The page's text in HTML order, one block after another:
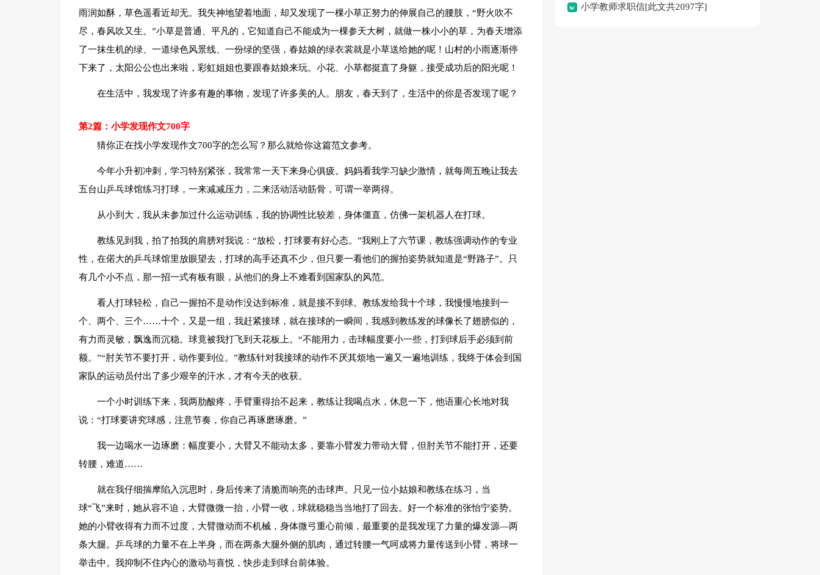
雨润如酥，草色遥看近却无。我失神地望着地面，却又发现了一棵小草正努力的伸展自己的腰肢，“野火吹不
尽，春风吹又生。”小草是普通、平凡的，它知道自己不能成为一棵参天大树，就做一株小小的草，为春天增添
了一抹生机的绿、一道绿色风景线、一份绿的坚强，春姑娘的绿衣裳就是小草送给她的呢！山村的小雨逐渐停
下来了，太阳公公也出来啦，彩虹姐姐也要跟春姑娘来玩。小花、小草都挺直了身躯，接受成功后的阳光呢！
在生活中，我发现了许多有趣的事物，发现了许多美的人。朋友，春天到了，生活中的你是否发现了呢？
第2篇：小学发现作文700字
猜你正在找小学发现作文700字的怎么写？那么就给你这篇范文参考。
今年小升初冲刺，学习特别紧张，我常常一天下来身心俱疲。妈妈看我学习缺少激情，就每周五晚让我去
五台山乒乓球馆练习打球，一来减减压力，二来活动活动筋骨，可谓一举两得。
从小到大，我从未参加过什么运动训练，我的协调性比较差，身体僵直，仿佛一架机器人在打球。
教练见到我，拍了拍我的肩膀对我说：“放松，打球要有好心态。”我刚上了六节课，教练强调动作的专业
性，在偌大的乒乓球馆里放眼望去，打球的高手还真不少，但只要一看他们的握拍姿势就知道是“野路子”。只
有几个小不点，那一招一式有板有眼，从他们的身上不难看到国家队的风范。
看人打球轻松，自己一握拍不是动作没达到标准，就是接不到球。教练发给我十个球，我慢慢地接到一
个、两个、三个……十个，又是一组，我赶紧接球，就在接球的一瞬间，我感到教练发的球像长了翅膀似的，
有力而灵敏，飘逸而沉稳。球竟被我打飞到天花板上。“不能用力，击球幅度要小一些，打到球后手必须到前
额。”“肘关节不要打开，动作要到位。”教练针对我接球的动作不厌其烦地一遍又一遍地训练，我终于体会到国
家队的运动员付出了多少艰辛的汗水，才有今天的收获。
一个小时训练下来，我两肋酸疼，手臂重得抬不起来，教练让我喝点水，休息一下，他语重心长地对我
说：“打球要讲究球感，注意节奏，你自己再琢磨琢磨。”
我一边喝水一边琢磨：幅度要小，大臂又不能动太多，要靠小臂发力带动大臂，但肘关节不能打开，还要
转腰，难道……
就在我仔细揣摩陷入沉思时，身后传来了清脆而响亮的击球声。只见一位小姑娘和教练在练习，当
球“飞”来时，她从容不迫，大臂微微一抬，小臂一收，球就稳稳当当地打了回去。好一个标准的张怡宁姿势。
她的小臂收得有力而不过度，大臂微动而不机械，身体微弓重心前倾，最重要的是我发现了力量的爆发源—两
条大腿。乒乓球的力量不在上半身，而在两条大腿外侧的肌肉，通过转腰一气呵成将力量传送到小臂，将球一
举击中。我抑制不住内心的激动与喜悦，快步走到球台前体验。
1535字]
小学教师求职信[此文共2097字]